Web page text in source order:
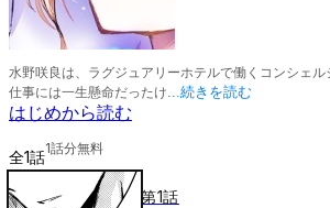
水野咲良は、ラグジュアリーホテルで働くコンシェル
仕事には一生懸命だったけ...続きを読む
はじめから読む
全1話1話分無料
第1話